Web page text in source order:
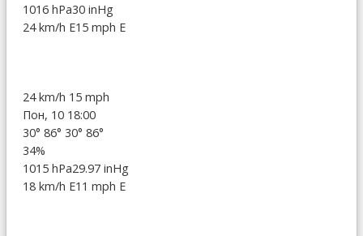
1016 hPa30 inHg
24 km/h E15 mph E
24 km/h 15 mph
Пон, 10 18:00
30° 86° 30° 86°
34%
1015 hPa29.97 inHg
18 km/h E11 mph E